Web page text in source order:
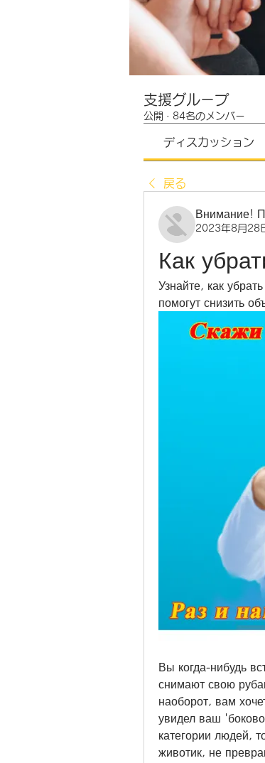
支援グループ
公開 · 84名のメンバー
ディスカッション
戻る
Внимание!
2023年8月28
Как
Узнайте, как
помогут снизить
Вы когда-нибудь
снимают свою
наоборот, вам
увидел ваш
категории людей,
животик, не